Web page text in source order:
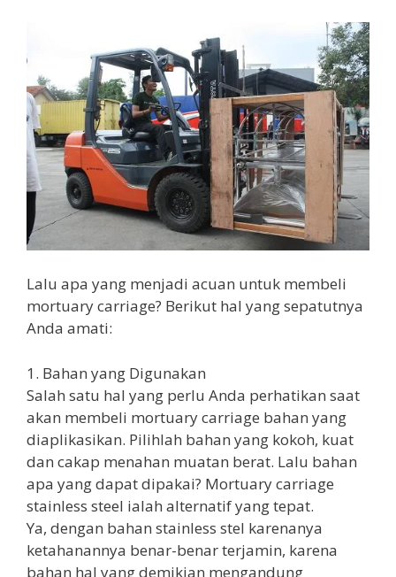
Lalu apa yang menjadi acuan untuk membeli
mortuary carriage? Berikut hal yang sepatutnya
Anda amati:
1. Bahan yang Digunakan
Salah satu hal yang perlu Anda perhatikan saat
akan membeli mortuary carriage bahan yang
diaplikasikan. Pilihlah bahan yang kokoh, kuat
dan cakap menahan muatan berat. Lalu bahan
apa yang dapat dipakai? Mortuary carriage
stainless steel ialah alternatif yang tepat.
Ya, dengan bahan stainless stel karenanya
ketahanannya benar-benar terjamin, karena
bahan hal yang demikian mengandung